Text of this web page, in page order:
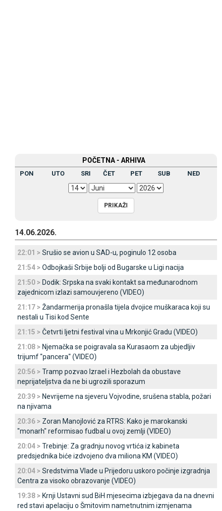
POČETNA - ARHIVA
PON UTO SRI ČET PET SUB NED
14.06.2026.
22:01 > Srušio se avion u SAD-u, poginulo 12 osoba
21:54 > Odbojkaši Srbije bolji od Bugarske u Ligi nacija
21:50 > Dodik: Srpska na svaki kontakt sa međunarodnom
zajednicom izlazi samouvjereno (VIDEO)
21:17 > Žandarmerija pronašla tijela dvojice muškaraca koji su
nestali u Tisi kod Sente
21:15 > Četvrti ljetni festival vina u Mrkonjić Gradu (VIDEO)
21:08 > Njemačka se poigravala sa Kurasaom za ubjedljiv
trijumf "pancera" (VIDEO)
20:56 > Tramp pozvao Izrael i Hezbolah da obustave
neprijateljstva da ne bi ugrozili sporazum
20:39 > Nevrijeme na sjeveru Vojvodine, srušena stabla, požari
na njivama
20:36 > Zoran Manojlović za RTRS: Kako je marokanski
"monarh" reformisao fudbal u ovoj zemlji (VIDEO)
20:04 > Trebinje: Za gradnju novog vrtića iz kabineta
predsjednika biće izdvojeno dva miliona KM (VIDEO)
20:04 > Sredstvima Vlade u Prijedoru uskoro počinje izgradnja
Centra za visoko obrazovanje (VIDEO)
19:38 > Krnji Ustavni sud BiH mjesecima izbjegava da na dnevni
red stavi apelaciju o Šmitovim nametnutnim izmjenama